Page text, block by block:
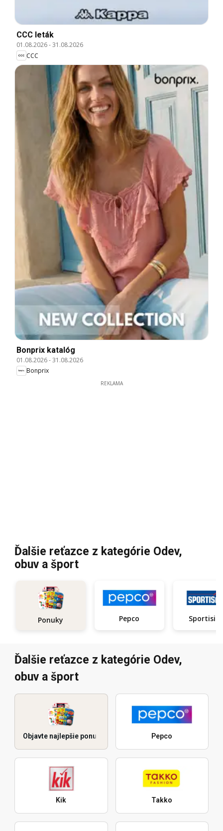
CCC leták
01.08.2026-31.08.2026
CCC
Bonprix katalóg
01.08.2026-31.08.2026
Bonprix
REKLAMA
Ďalšie reťazce z kategórie Odev,
obuv a šport
Ponuky Pepco
Ďalšie reťazce z kategórie Odev,
obuv a šport
Objavte najlepšie ponuky Pepco
Kik Takko